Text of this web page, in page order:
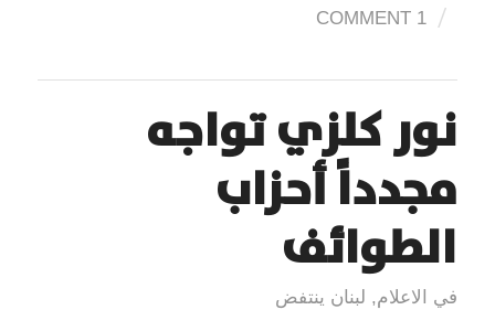
/
1 COMMENT
نور كلزي تواجه
مجدداً أحزاب
الطوائف
في الاعلام, لبنان ينتفض